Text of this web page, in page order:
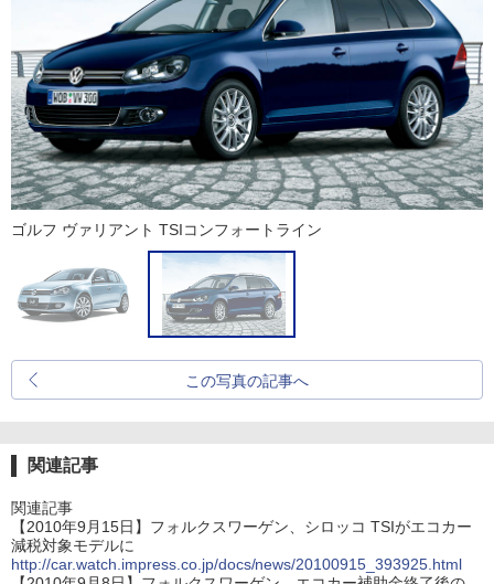
ゴルフ ヴァリアント TSIコンフォートライン
この写真の記事へ
関連記事
関連記事
【2010年9月15日】フォルクスワーゲン、シロッコ TSIがエコカー
減税対象モデルに
http://car.watch.impress.co.jp/docs/news/20100915_393925.html